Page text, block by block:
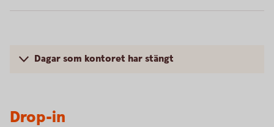
Dagar som kontoret har stängt
Drop-in